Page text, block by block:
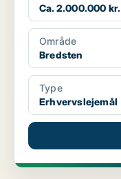
Ca. 2.000.000 kr.
Område
Bredsten
Type
Erhvervslejemål